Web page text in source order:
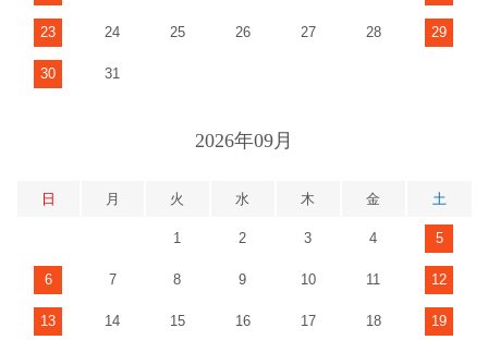
23 24 25 26 27 28 29
30 31
2026年09月
日 月 火 水 木 金 土
1 2 3 4 5
6 7 8 9 10 11 12
13 14 15 16 17 18 19